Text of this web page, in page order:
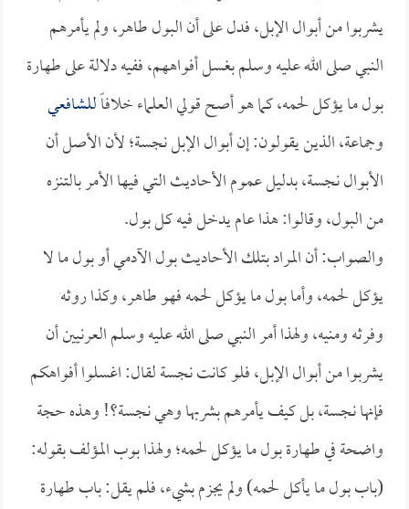
يشربوا من أبوال الإبل، فدل على أن البول طاهر، ولم يأمرهم
النبي صلى الله عليه وسلم بغسل أفواههم، ففيه دلالة على طهارة
بول ما يؤكل لحمه، كما هو أصح قولي العلماء خلافاًللشافعي
وجماعة، الذين يقولون: إن أبوال الإبل نجسة؛ لأن الأصل أن
الأبوال نجسة، بدليل عموم الأحاديث التي فيها الأمر بالتنزه
من البول، وقالوا: هذا عام يدخل فيه كل بول.
والصواب: أن المراد بتلك الأحاديث بول الآدمي أو بول ما لا
يؤكل لحمه، وأما بول ما يؤكل لحمه فهو طاهر، وكذا روثه
وفرثه ومنيه، ولهذا أمر النبي صلى الله عليه وسلم العرنيين أن
يشربوا من أبوال الإبل، فلو كانت نجسة لقال: اغسلوا أفواهكم
فإنها نجسة، بل كيف يأمرهم بشربها وهي نجسة؟! وهذه حجة
واضحة في طهارة بول ما يؤكل لحمه؛ ولهذا بوب المؤلف بقوله:
(باب بول ما يأكل لحمه) ولم يجزم بشيء، فلم يقل: باب طهارة